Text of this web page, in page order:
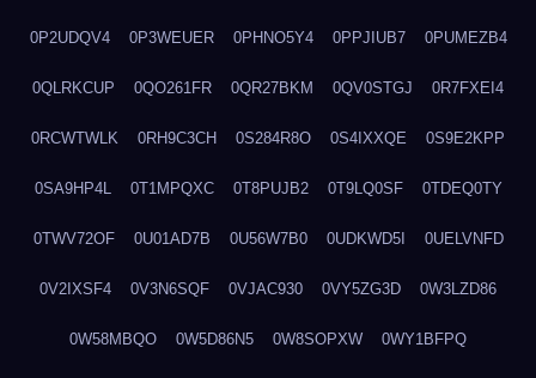
0P2UDQV4 0P3WEUER 0PHNO5Y4 0PPJIUB7 0PUMEZB4
0QLRKCUP 0QO261FR 0QR27BKM 0QV0STGJ 0R7FXEI4
0RCWTWLK 0RH9C3CH 0S284R8O 0S4IXXQE 0S9E2KPP
0SA9HP4L 0T1MPQXC 0T8PUJB2 0T9LQ0SF 0TDEQ0TY
0TWV72OF 0U01AD7B 0U56W7B0 0UDKWD5I 0UELVNFD
0V2IXSF4 0V3N6SQF 0VJAC930 0VY5ZG3D 0W3LZD86
0W58MBQO 0W5D86N5 0W8SOPXW 0WY1BFPQ